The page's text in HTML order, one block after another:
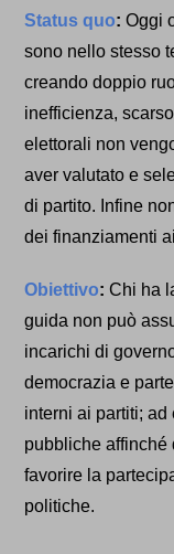
Status quo:Oggi
sono nello stesso
creando doppio
inefficienza,
elettorali non
aver valutato e
di partito. Infine
dei finanziamenti
Obiettivo: Chi ha
guida non può
incarichi di
democrazia e
interni ai partiti;
pubbliche affinché
favorire la
politiche.